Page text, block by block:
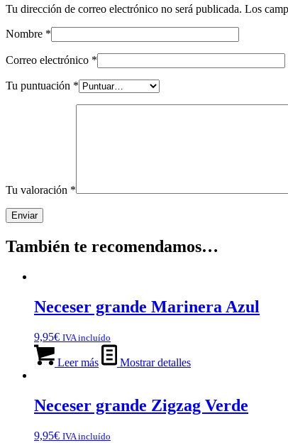
Tu dirección de correo electrónico no será publicada. Los
Nombre *
Correo electrónico *
Tu puntuación *
Tu valoración *
También te recomendamos…
Neceser grande Marinera Azul
9,95€ IVA incluído
Leer más Mostrar detalles
Neceser grande Zigzag Verde
9,95€ IVA incluído